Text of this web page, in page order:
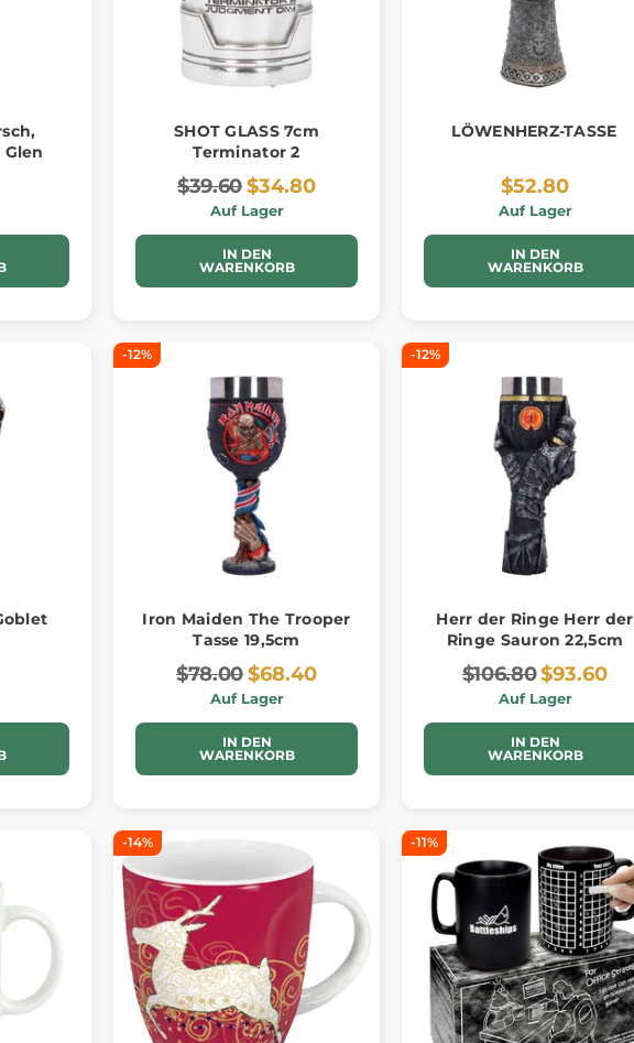
SHOT GLASS 7cm
Terminator 2
$39.60$34.80
Auf Lager
IN DEN
WARENKORB
LÖWENHERZ-TASSE
$52.80
Auf Lager
IN DEN
WARENKORB
-12%
Iron Maiden The Trooper
Tasse 19,5cm
$78.00$68.40
Auf Lager
IN DEN
WARENKORB
-12%
Herr der Ringe Herr der
Ringe Sauron 22,5cm
$106.80$93.60
Auf Lager
IN DEN
WARENKORB
-14% -11%